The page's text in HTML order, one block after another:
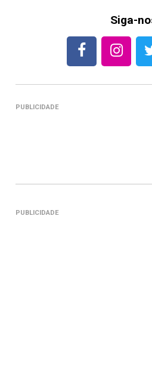
Siga-
PUBLICIDADE
PUBLICIDADE